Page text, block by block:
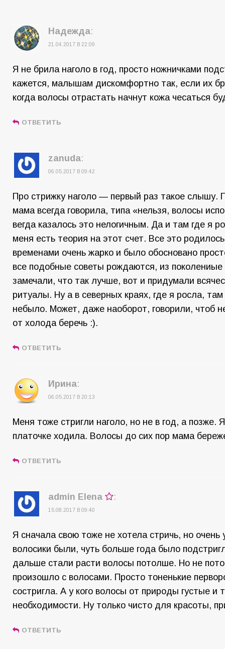
Надежда:
21.04.2017 В 22:09
Я не брила наголо в год, просто ножничками
кажется, малышам дискомфортно так, если их
когда волосы отрастать начнут кожа чесаться
ОТВЕТИТЬ
zanuda:
06.05.2017 В 09:42
Про стрижку наголо — первый раз такое слышу.
мама всегда говорила, типа «нельзя, волосы
вегда казалось это нелогичным. Да и там где я
меня есть теория на этот счет. Все это
временами очень жарко и было обосновано
все подобные советы рождаются, из поколениые
замечали, что так лучше, вот и придумали
ритуалы. Ну а в северных краях, где я росла, там
небыло. Может, даже наоборот, говорили, чтоб
от холода беречь :).
ОТВЕТИТЬ
Ирина:
06.05.2017 В 20:13
Меня тоже стригли наголо, но не в год, а позже.
платочке ходила. Волосы до сих пор мама
ОТВЕТИТЬ
admin Elena :
15.08.2017 В 09:40
Я сначала свою тоже не хотела стричь, но очень
волосики были, чуть больше года было
дальше стали расти волосы потолше. Но не
произошло с волосами. Просто тоненькие
состригла. А у кого волосы от природы густые
необходимости. Ну только чисто для красоты,
ОТВЕТИТЬ